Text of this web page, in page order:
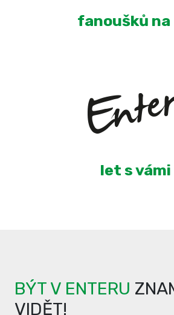
fanoušků na
let s vámi
BÝT V ENTERU
VIDĚT!